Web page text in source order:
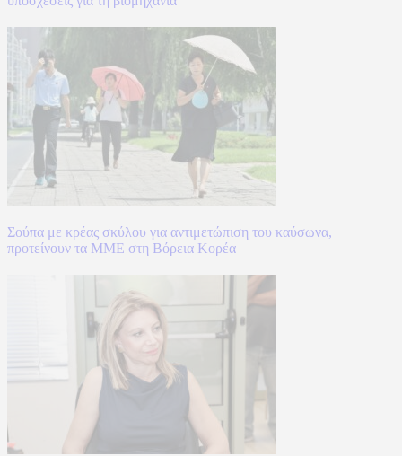
Σούπα με κρέας σκύλου για αντιμετώπιση του καύσωνα,
προτείνουν τα ΜΜΕ στη Βόρεια Κορέα